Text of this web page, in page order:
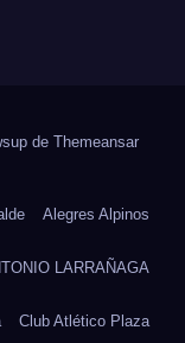
de Themeansar
Alegres Alpinos
LARRAÑAGA
Club Atlético Plaza